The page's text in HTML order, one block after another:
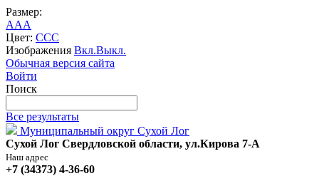
Размер:
AAA
Цвет: CCC
Изображения Вкл.Выкл.
Обычная версия сайта
Войти
Поиск
Все результаты
Муниципальный округ Сухой Лог
Сухой Лог Свердловской области, ул.Кирова 7-А
Наш адрес
+7 (34373) 4-36-60